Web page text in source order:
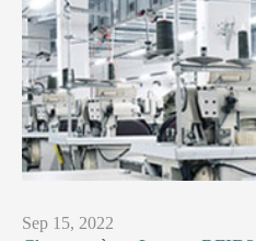
Sep 15, 2022